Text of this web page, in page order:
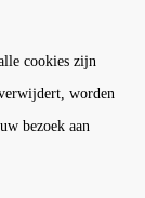
cookies zijn
worden
bezoek aan